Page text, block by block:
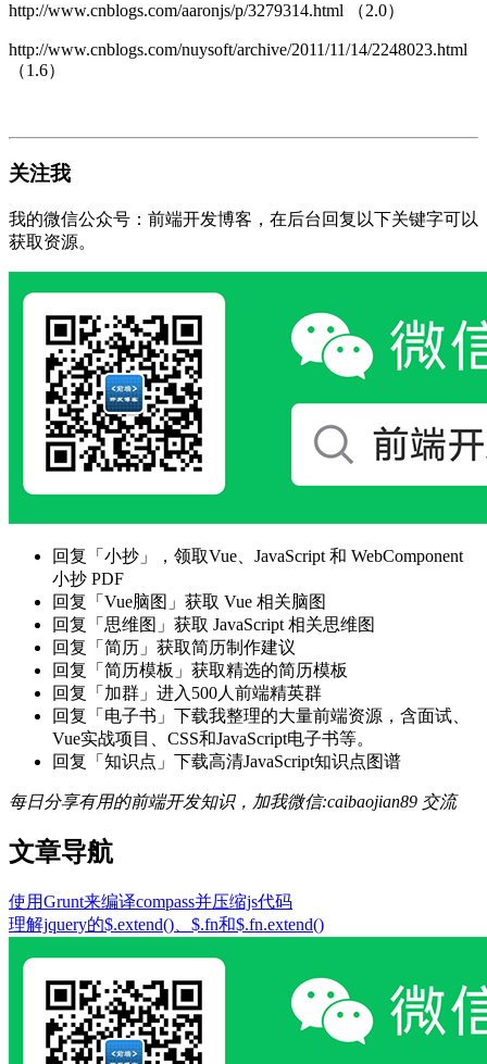
http://www.cnblogs.com/aaronjs/p/3279314.html （2.0）
http://www.cnblogs.com/nuysoft/archive/2011/11/14/2248023.html
（1.6）
关注我
我的微信公众号：前端开发博客，在后台回复以下关键字可以
获取资源。
回复「小抄」，领取Vue、JavaScript 和 WebComponent
小抄 PDF
回复「Vue脑图」获取 Vue 相关脑图
回复「思维图」获取 JavaScript 相关思维图
回复「简历」获取简历制作建议
回复「简历模板」获取精选的简历模板
回复「加群」进入500人前端精英群
回复「电子书」下载我整理的大量前端资源，含面试、
Vue实战项目、CSS和JavaScript电子书等。
回复「知识点」下载高清JavaScript知识点图谱
每日分享有用的前端开发知识，加我微信:caibaojian89 交流
文章导航
使用Grunt来编译compass并压缩js代码
理解jquery的$.extend()、$.fn和$.fn.extend()